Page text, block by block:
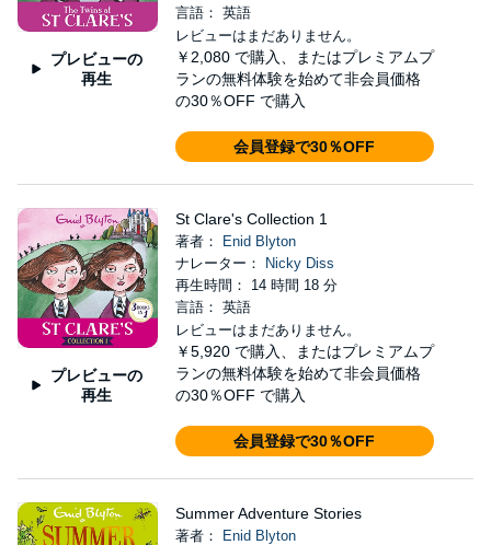
プレビューの
再生
言語： 英語
レビューはまだありません。
￥2,080 で購入、またはプレミアムプ
ランの無料体験を始めて非会員価格
の30％OFF で購入
会員登録で30％OFF
プレビューの
再生
St Clare's Collection 1
著者：
Enid Blyton
ナレーター：
Nicky Diss
再生時間： 14 時間 18 分
言語： 英語
レビューはまだありません。
￥5,920 で購入、またはプレミアムプ
ランの無料体験を始めて非会員価格
の30％OFF で購入
会員登録で30％OFF
Summer Adventure Stories
著者：
Enid Blyton